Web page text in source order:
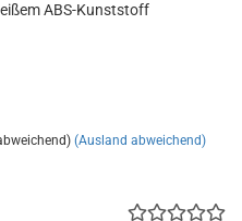
ABS-Kunststoff
(Ausland abweichend)